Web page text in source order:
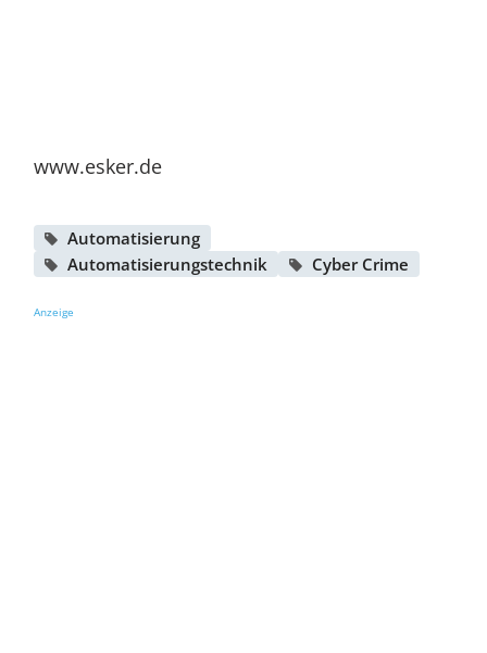
www.esker.de
Automatisierung
Automatisierungstechnik
Cyber Crime
Anzeige